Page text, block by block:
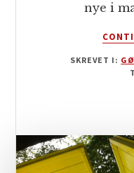
nye i
SKREVET I: